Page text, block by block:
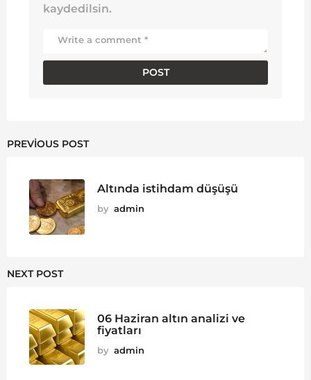
kaydedilsin.
PREVIOUS POST
Altında istihdam düşüşü
by admin
NEXT POST
06 Haziran altın analizi ve
fiyatları
by admin